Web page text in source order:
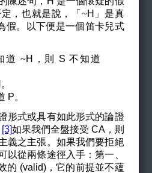
，也就是說，「 ~H 」是真
假。以下便是一個笛卡兒式
道 ~H
，則 S 不知道
。
P。
形式或具有如此形式的論證
[3]如果我們全盤接受 CA，則
義之主張。如果我們要拒絕
以從兩條途徑入手：第一、
的 (valid)，它的前提並不蘊